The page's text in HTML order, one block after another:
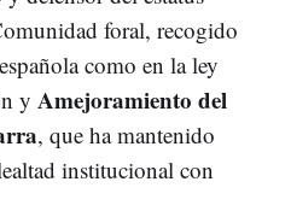
foral, recogido
como en la ley
y Amejoramiento del
, que ha mantenido
institucional con